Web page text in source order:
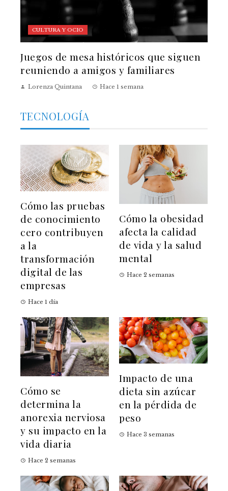
CULTURA Y OCIO
Juegos de mesa históricos que siguen
reuniendo a amigos y familiares
Lorenza Quintana Hace 1 semana
TECNOLOGÍA
Cómo las pruebas
de conocimiento
cero contribuyen
a la
transformación
digital de las
empresas
Hace 1 día
Cómo la obesidad
afecta la calidad
de vida y la salud
mental
Hace 2 semanas
Cómo se
determina la
anorexia nerviosa
y su impacto en la
vida diaria
Hace 2 semanas
Impacto de una
dieta sin azúcar
en la pérdida de
peso
Hace 3 semanas